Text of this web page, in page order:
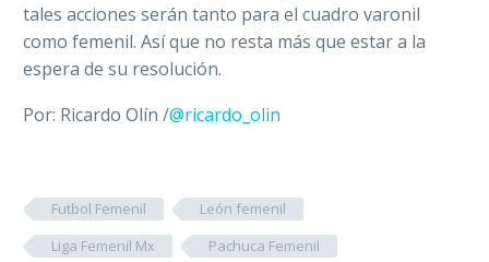
tales acciones serán tanto para el cuadro varonil
como femenil. Así que no resta más que estar a la
espera de su resolución.
Por: Ricardo Olín /@ricardo_olin
Futbol Femenil
León femenil
Liga Femenil Mx
Pachuca Femenil